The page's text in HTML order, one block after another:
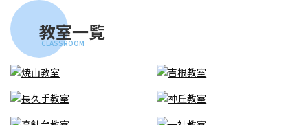
教室一覧
CLASSROOM